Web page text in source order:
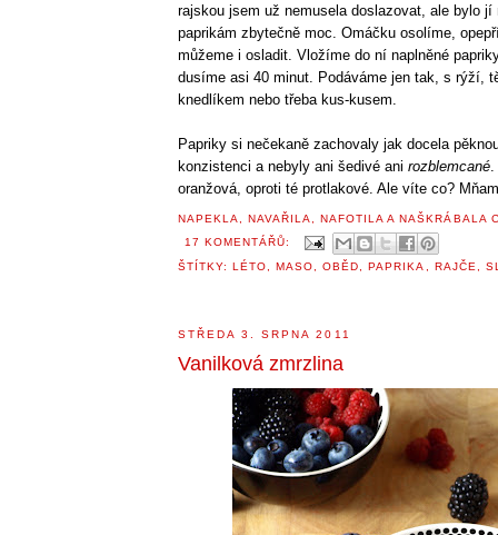
rajskou jsem už nemusela doslazovat, ale bylo jí
paprikám zbytečně moc. Omáčku osolíme,
můžeme i osladit. Vložíme do ní naplněné
dusíme asi 40 minut. Podáváme jen tak, s rýží,
knedlíkem nebo třeba kus-kusem.
Papriky si nečekaně zachovaly jak docela
konzistenci a nebyly ani šedivé ani rozblemcané
oranžová, oproti té protlakové. Ale víte co?
NAPEKLA, NAVAŘILA, NAFOTILA A NAŠKRÁBALA
17 KOMENTÁŘŮ:
ŠTÍTKY:LÉTO ,MASO ,OBĚD ,PAPRIKA RAJČE
STŘEDA 3. SRPNA 2011
Vanilková zmrzlina